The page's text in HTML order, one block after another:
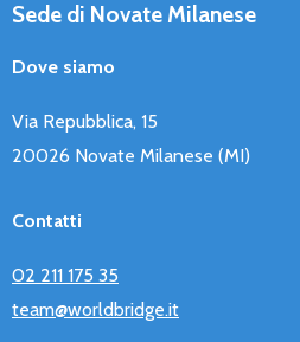
Sede di Novate Milanese
Dove siamo
Via Repubblica, 15
20026 Novate Milanese (MI)
Contatti
02 211 175 35
team@worldbridge.it